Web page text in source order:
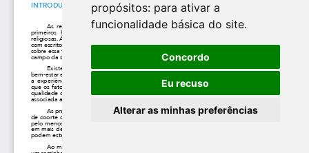
propósitos: para ativar a
funcionalidade básica do site.
Concordo
Eu recuso
Alterar as minhas preferências